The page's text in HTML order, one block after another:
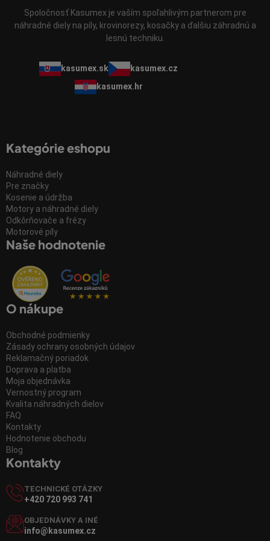
Spoločnosť Kasumex je vaším spoľahlivým partnerom pre
náhradné diely na píly, krovinorezy, kosačky a ďalšiu záhradnú a
lesnú techniku.
kasumex.sk
kasumex.cz
kasumex.hr
Kategórie eshopu
Náhradné diely
Pre značky
Kosenie a údržba
Motory a náhradné diely
Odkôrňovače a frézy
Motorové píly
Naše hodnotenie
O nákupe
Obchodné podmienky
Zásady ochrany osobných údajov
Reklamačný poriadok
Doprava a platba
Moja objednávka
Vernostný program
Kvalita náhradných dielov
FAQ
Kontakty
Hodnotenie obchodu
Blog
Kontakty
TECHNICKÉ OTÁZKY
+420 720 993 741
OBJEDNÁVKY A INÉ
info@kasumex.cz